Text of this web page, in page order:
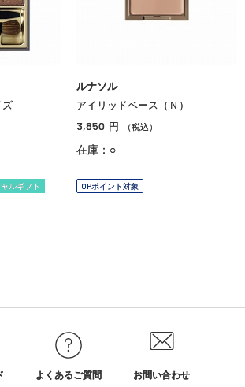
ズ
ルギフト
ルナソル
アイリッドベース（Ｎ）
3,850 円 （税込）
在庫：○
OPポイント対象
よくあるご質問 お問い合わせ